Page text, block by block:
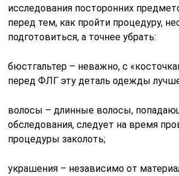
исследования посторонних
перед тем, как пройти процедуру,
подготовиться, а точнее убрать:
бюстгальтер – неважно, с
перед ФЛГ эту деталь одежды
волосы – длинные волосы,
обследования, следует на время
процедуры заколоть;
украшения – независимо от